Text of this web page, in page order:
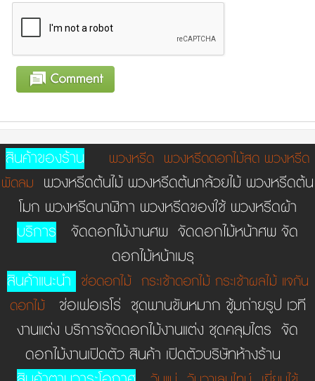
สินค้าของร้าน พวงหรีด พวงหรีดดอกไม้สด พวงหรีด
พัดลม พวงหรีดต้นไม้ พวงหรีดต้นกล้วยไม้ พวงหรีดต้น
โมก พวงหรีดนาฬิกา พวงหรีดของใช้ พวงหรีดผ้า
บริการ จัดดอกไม้งานศพ จัดดอกไม้หน้าศพ จัด
ดอกไม้หน้าเมรุ
สินค้าแนะนำ ช่อดอกไม้ กระเช้าดอกไม้ กระเช้าผลไม้ แจกัน
ดอกไม้
ช่อเฟอเรโร่ ชุดพานขันหมาก ชู้มถ่ายรูป เวที
งานแต่ง บริการจัดดอกไม้งานแต่ง ชุดคลุมไตร จัด
ดอกไม้งานเปิดตัว สินค้า เปิดตัวบริษัทห้างร้าน